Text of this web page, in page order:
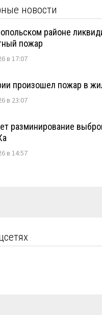
новости
районе
пожар
в 17:07
произошел пожар в
в 23:07
разминирование
в 14:57